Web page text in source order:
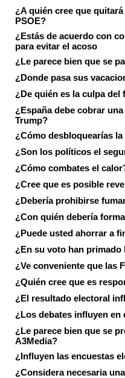
¿A quién cree que
PSOE?
¿Estás de acuerdo con
para evitar el acoso
¿Le parece bien que se
¿Donde pasa sus
¿De quién es la culpa
¿España debe cobrar
Trump?
¿Cómo desbloquearías
¿Son los políticos el
¿Cómo combates el
¿Cree que es posible
¿Debería prohibirse
¿Con quién debería
¿Puede usted ahorrar a
¿En su voto han
¿Ve conveniente que las
¿Quién cree que es
¿El resultado electoral
¿Los debates influyen
¿Le parece bien que se
A3Media?
¿Influyen las encuestas
¿Considera necesaria